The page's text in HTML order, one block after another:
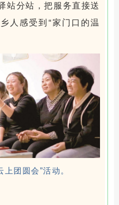
站分站，把服务直接送
人感受到“家门口的温
团圆会”活动。